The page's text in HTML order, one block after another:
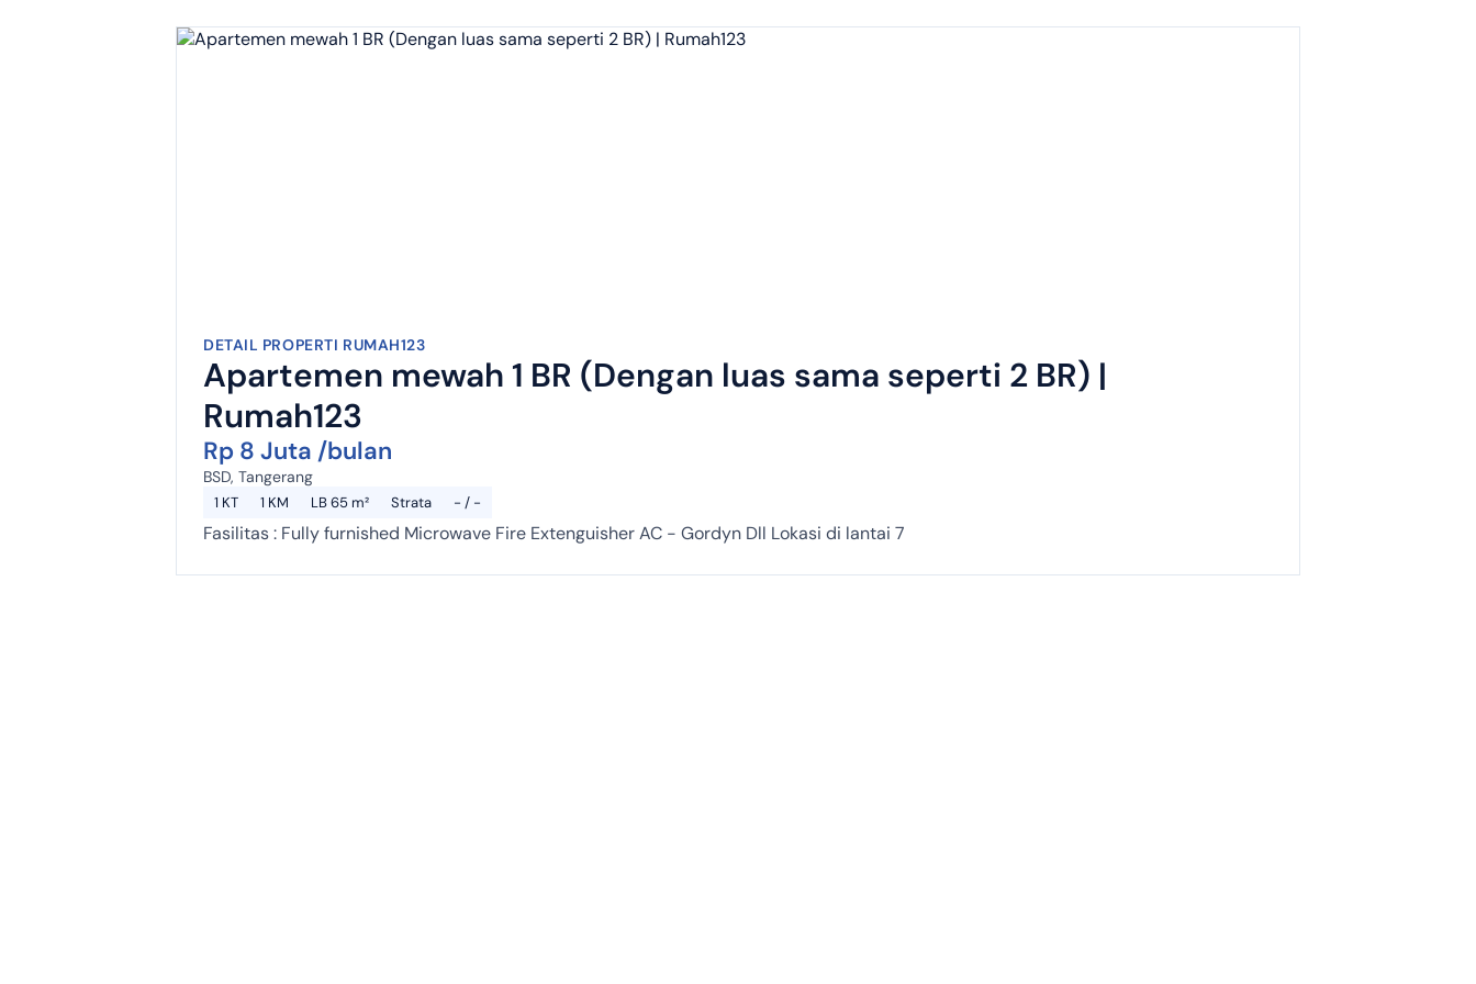
DETAIL PROPERTI RUMAH123
Apartemen mewah 1 BR (Dengan luas sama seperti 2 BR) |
Rumah123
Rp 8 Juta /bulan
BSD, Tangerang
1 KT 1 KM LB 65 m² Strata - / -
Fasilitas : Fully furnished Microwave Fire Extenguisher AC - Gordyn Dll Lokasi di lantai 7